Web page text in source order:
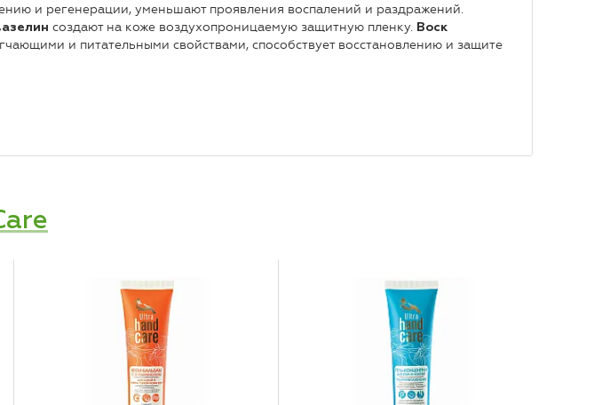
и регенерации, уменьшают проявления воспалений и раздражений.
создают на коже воздухопроницаемую защитную пленку. Воск
и питательными свойствами, способствует восстановлению и защите